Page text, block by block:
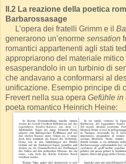
II.2 La reazione della poetica
Barbarossasage
L’opera dei fratelli Grimm e il
generarono un’enorme sensation
romantici appartenenti agli stati
appropriarono del materiale
esasperandolo in un turbinio di
che andavano a conformarsi al
unificazione. Esempio principe di
Frevert nella sua opera Gefühle in
poeta romantico Heinrich Heine: